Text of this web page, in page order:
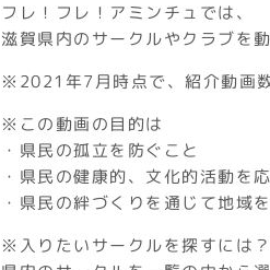
フレ！フレ！アミンチュでは、
滋賀県内のサークルやクラブを
※2021年7月時点で、紹介動画
※この動画の目的は
・県民の孤立を防ぐこと
・県民の健康的、文化的活動を
・県民の絆づくりを通じて地域
※入りたいサークルを探すには？